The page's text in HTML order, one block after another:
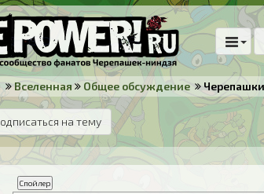
Вселенная Общее обсуждение
на тему